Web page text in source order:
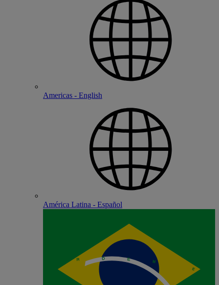
Americas - English
América Latina - Español